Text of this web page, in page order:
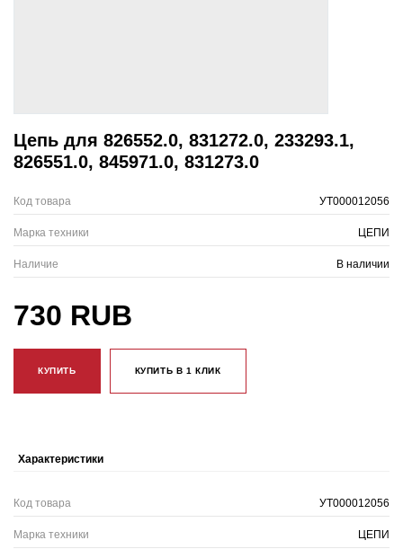
Цепь для 826552.0, 831272.0, 233293.1,
826551.0, 845971.0, 831273.0
Код товара УТ000012056
Марка техники ЦЕПИ
Наличие В наличии
730 RUB
КУПИТЬ КУПИТЬ В 1 КЛИК
Характеристики
Код товара УТ000012056
Марка техники ЦЕПИ